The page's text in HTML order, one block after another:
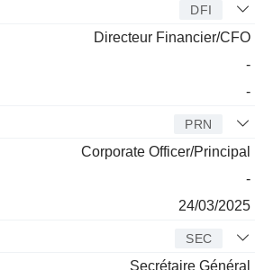
DFI
Directeur Financier/CFO
-
-
PRN
Corporate Officer/Principal
-
24/03/2025
SEC
Secrétaire Général